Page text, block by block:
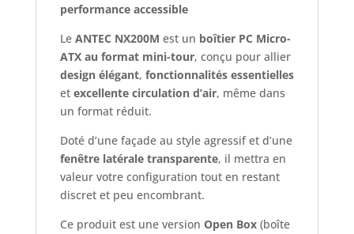
performance accessible
Le ANTEC NX200M est un boîtier PC Micro-
ATX au format mini-tour, conçu pour allier
design élégant, fonctionnalités essentielles
et excellente circulation d’air, même dans
un format réduit.
Doté d’une façade au style agressif et d’une
fenêtre latérale transparente, il mettra en
valeur votre configuration tout en restant
discret et peu encombrant.
Ce produit est une version Open Box(boîte